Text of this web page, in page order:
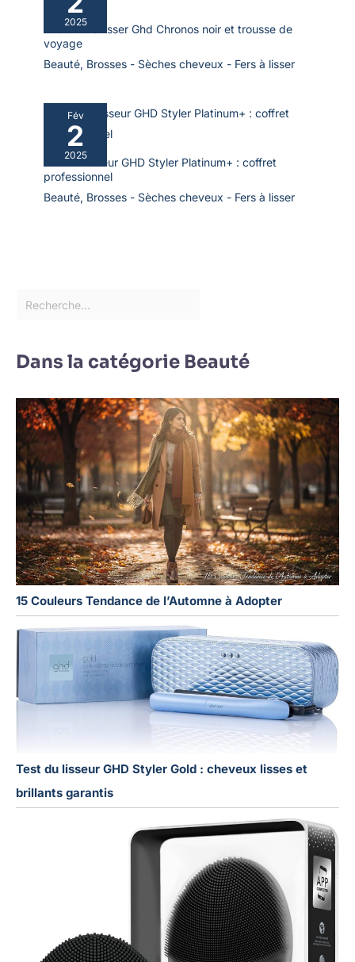
2025
Test : fer à lisser Ghd Chronos noir et trousse de
voyage
Beauté, Brosses - Sèches cheveux - Fers à lisser
Fév
2
2025
Test du lisseur GHD Styler Platinum+ : coffret
professionnel
Beauté, Brosses - Sèches cheveux - Fers à lisser
Dans la catégorie Beauté
15 Couleurs Tendance de l’Automne à Adopter
Test du lisseur GHD Styler Gold : cheveux lisses et
brillants garantis